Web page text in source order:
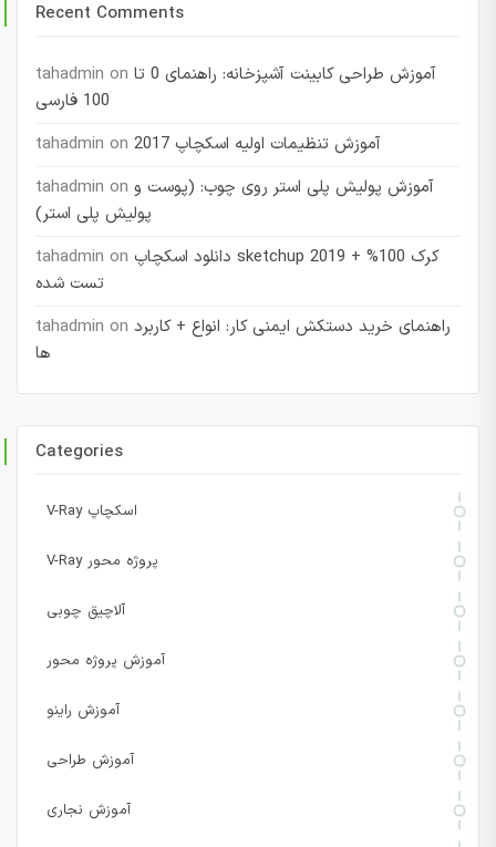
Recent Comments
tahadmin on آموزش طراحی کابینت آشپزخانه: راهنمای 0 تا
100 فارسی
tahadmin on
آموزش تنظیمات اولیه اسکچاپ 2017
tahadmin on آموزش پولیش پلی استر روی چوب: (پوست و
پولیش پلی استر)
tahadmin on دانلود اسکچاپ sketchup 2019 + کرک 100%
تست شده
tahadmin on راهنمای خرید دستکش ایمنی کار: انواع + کاربرد
ها
Categories
V-Ray اسکچاپ
V-Ray پروژه محور
آلاچیق چوبی
آموزش پروژه محور
آموزش راینو
آموزش طراحی
آموزش نجاری